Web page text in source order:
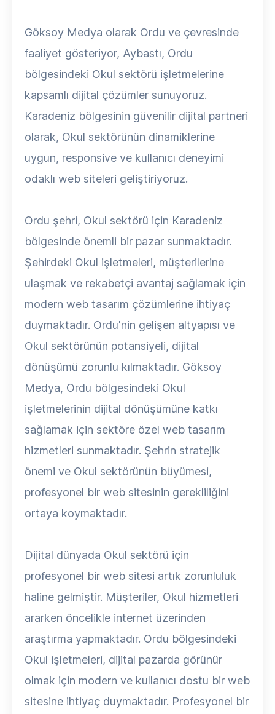
Göksoy Medya olarak Ordu ve çevresinde
faaliyet gösteriyor, Aybastı, Ordu
bölgesindeki Okul sektörü işletmelerine
kapsamlı dijital çözümler sunuyoruz.
Karadeniz bölgesinin güvenilir dijital partneri
olarak, Okul sektörünün dinamiklerine
uygun, responsive ve kullanıcı deneyimi
odaklı web siteleri geliştiriyoruz.
Ordu şehri, Okul sektörü için Karadeniz
bölgesinde önemli bir pazar sunmaktadır.
Şehirdeki Okul işletmeleri, müşterilerine
ulaşmak ve rekabetçi avantaj sağlamak için
modern web tasarım çözümlerine ihtiyaç
duymaktadır. Ordu'nin gelişen altyapısı ve
Okul sektörünün potansiyeli, dijital
dönüşümü zorunlu kılmaktadır. Göksoy
Medya, Ordu bölgesindeki Okul
işletmelerinin dijital dönüşümüne katkı
sağlamak için sektöre özel web tasarım
hizmetleri sunmaktadır. Şehrin stratejik
önemi ve Okul sektörünün büyümesi,
profesyonel bir web sitesinin gerekliliğini
ortaya koymaktadır.
Dijital dünyada Okul sektörü için
profesyonel bir web sitesi artık zorunluluk
haline gelmiştir. Müşteriler, Okul hizmetleri
ararken öncelikle internet üzerinden
araştırma yapmaktadır. Ordu bölgesindeki
Okul işletmeleri, dijital pazarda görünür
olmak için modern ve kullanıcı dostu bir web
sitesine ihtiyaç duymaktadır. Profesyonel bir